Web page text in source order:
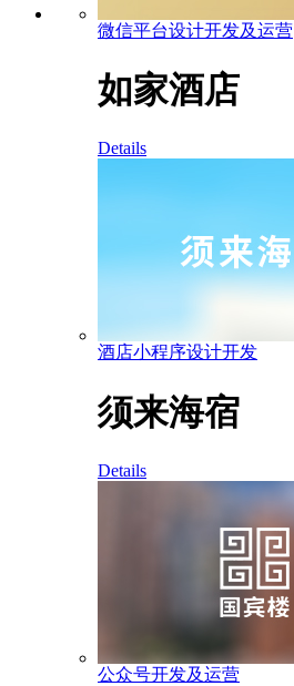
微信平台设计开发及运营
如家酒店
Details
酒店小程序设计开发
须来海宿
Details
公众号开发及运营